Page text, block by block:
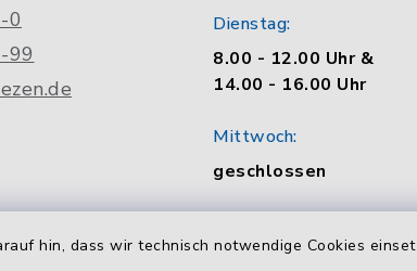
hin, dass wir technisch notwendige Cookies
0
99
Dienstag:
8.00 - 12.00 Uhr &
14.00 - 16.00 Uhr
Mittwoch:
geschlossen
8.00 - 12.00 Uhr &